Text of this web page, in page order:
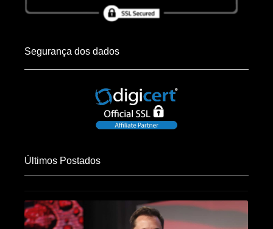
Segurança dos dados
Últimos Postados